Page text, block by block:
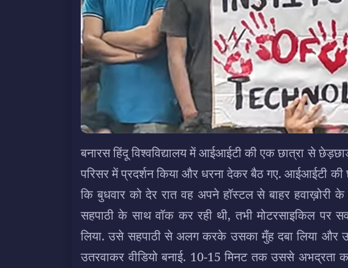
बनारस हिंदू विश्वविद्यालय में आईआईटी की एक छात्रा से
परिसर में प्रदर्शन किया और धरना देकर बैठ गए. आईआईटी की
कि बुधवार को देर रात वह अपने हॉस्टल से बाहर हवाख़ोरी के
सहपाठी के साथ वॉक कर रही थी, तभी मोटरसाइकिल पर
लिया. उसे सहपाठी से अलग करके उसका मुँह दबा लिया
उतरवाकर वीडियो बनाई. 10-15 मिनट तक उससे अभद्रता